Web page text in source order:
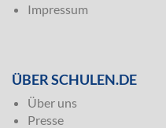
Impressum
ÜBER SCHULEN.DE
Über uns
Presse